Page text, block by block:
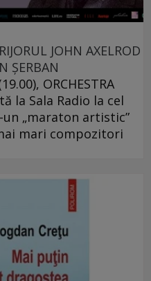
JOHN AXELROD
ȘERBAN
ORCHESTRA
la Sala Radio la cel
„maraton artistic”
mari compozitori